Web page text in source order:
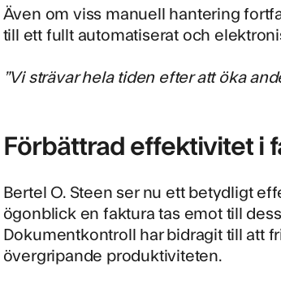
Även om viss manuell hantering
till ett fullt automatiserat och
”Vi strävar hela tiden efter att öka
Förbättrad effektivitet i
Bertel O. Steen ser nu ett betydligt
ögonblick en faktura tas emot till
Dokumentkontroll har bidragit till att
övergripande produktiviteten.